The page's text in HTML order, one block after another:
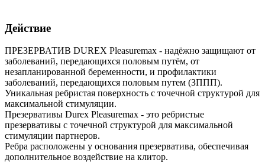
Действие
ПРЕЗЕРВАТИВ DUREX Pleasuremax - надёжно защищают от
заболеваний, передающихся половым путём, от
незапланированной беременности, и профилактики
заболеваний, передающихся половым путем (ЗППП).
Уникальная ребристая поверхность с точечной структурой для
максимальной стимуляции.
Презервативы Durex Pleasuremax - это ребристые
презервативы с точечной структурой для максимальной
стимуляции партнеров.
Ребра расположены у основания презерватива, обеспечивая
дополнительное воздействие на клитор.